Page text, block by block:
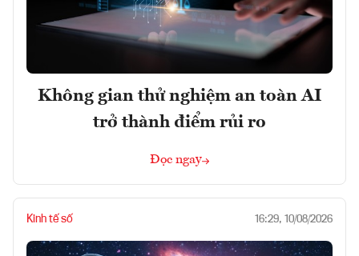
Không gian thử nghiệm an toàn AI
trở thành điểm rủi ro
Đọc ngay
Kinh tế số 16:29, 10/08/2026